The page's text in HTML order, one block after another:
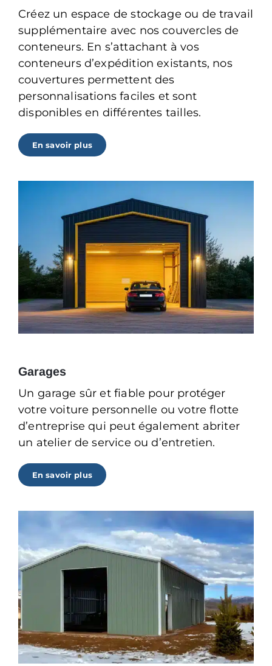
Créez un espace de stockage ou de travail
supplémentaire avec nos couvercles de
conteneurs. En s’attachant à vos
conteneurs d’expédition existants, nos
couvertures permettent des
personnalisations faciles et sont
disponibles en différentes tailles.
En savoir plus
Garages
Un garage sûr et fiable pour protéger
votre voiture personnelle ou votre flotte
d’entreprise qui peut également abriter
un atelier de service ou d’entretien.
En savoir plus